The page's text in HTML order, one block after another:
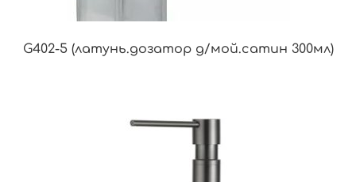
G402-5 (латунь.дозатор д/мой.сатин 300мл)